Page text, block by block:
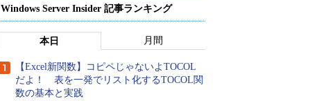
Windows Server Insider 記事ランキング
本日 月間
【Excel新関数】コピペじゃないよTOCOL
だよ！ 表を一発でリスト化するTOCOL関
数の基本と実践